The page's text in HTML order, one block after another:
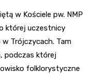
w Kościele pw. NMP
której uczestnicy
Trójczycach. Tam
podczas której
folklorystyczne